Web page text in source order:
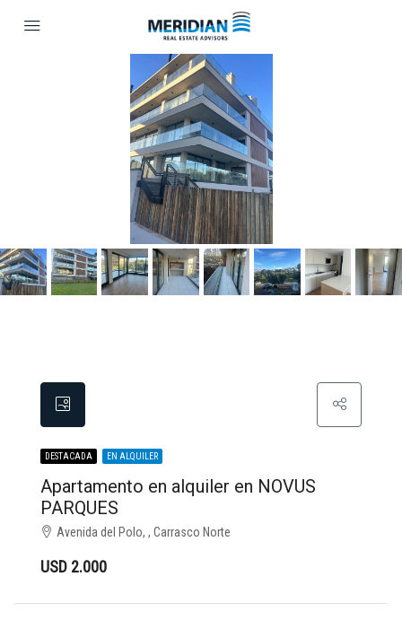
DESTACADA EN ALQUILER
Apartamento en alquiler en NOVUS
PARQUES
Avenida del Polo, , Carrasco Norte
USD 2.000